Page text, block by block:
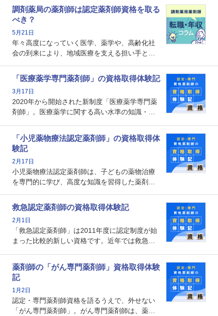
という声を聞いたことがあるかもしれません。
本記事では、認定薬剤師が「意味ない」といわ
れる理由や、取得するメリット、年収・キャリ
アへの影響を解説します。
調剤薬局の薬剤師は認定薬剤師資格を取る
べき？
5月21日
年々高度になっていく医学、薬学や、高齢化社
会の到来により、地域医療を支える担い手とし
で、重要度が増しているのが認定薬剤師という
資格です。認定薬剤師とはいったいどんな資格
なのでしょうか。それを取得するとどのような
メリットがあるのでしょうか。
「医療薬学専門薬剤師」の資格取得体験記
3月17日
2020年から開始された新制度「医療薬学専門薬
剤師」。医療薬学に関する高い水準の知識・技
剤師としての専門性を示す客観的な根拠の一つ
となります。取得要件は多岐に渡り、審査も複
数回ありますが、患者さんに対して一定の能力
の証明になる資格と言えます。
「小児薬物療法認定薬剤師」の資格取得体
験記
2月17日
小児薬物療法認定薬剤師は、子どもの薬物治療
を専門的に学び、高度な知識を習得した薬剤師
や、特有の疾患、心理状況を理解し、専門性を
深めることで、子どもとその保護者に寄り添え
る存在です。今回はそんな小児薬物療法認定薬
剤師の取得体験記をご紹介します。
救急認定薬剤師の資格取得体験記
2月1日
「救急認定薬剤師」は2011年度に認定制度が始
まった比較的新しい資格です。近年では救急病
とから、救急認定薬剤師を目指す病院薬剤師も
増えているのではないでしょうか。今回はそん
な救急認定薬剤師の取得体験記をご紹介しま
す。
薬剤師の「がん専門薬剤師」資格取得体験
記
1月2日
認定・専門薬剤師資格を語るうえで、外せない
「がん専門薬剤師」。がん専門薬剤師は、薬剤